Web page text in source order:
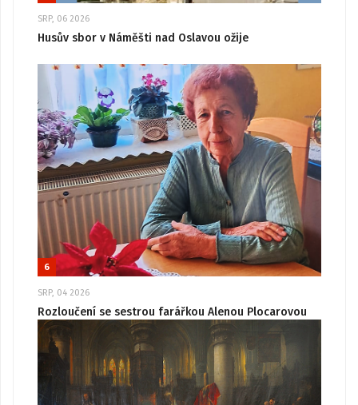
SRP, 06 2026
Husův sbor v Náměšti nad Oslavou ožije
6
SRP, 04 2026
Rozloučení se sestrou farářkou Alenou Plocarovou